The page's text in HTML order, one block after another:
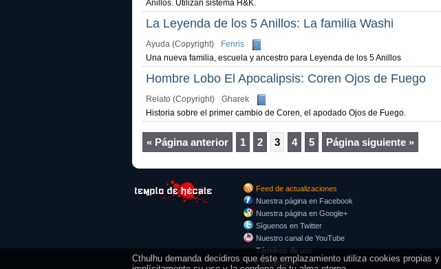
Anillos. Utilizan sistema H&K.
La Leyenda de los 5 Anillos: La familia Washi
Ayuda (Copyright)
Fenris
Una nueva familia, escuela y ancestro para Leyenda de los 5 Anillos
Hombre Lobo El Apocalipsis: Coren Ojos de Fuego
Relato (Copyright)
Gharek
Historia sobre el primer cambio de Coren, el apodado Ojos de Fuego.
« Página anterior 1 2 3 4 5 Página siguiente »
Feed de actualizaciones
Nuestra página en Facebook
Nuestra página en Google+
Síguenos en Twitter
Nuestro canal de YouTube
Términos de uso
Contáctanos
Cthulhu demanda decidiros que éste emplazamiento utiliza cookies